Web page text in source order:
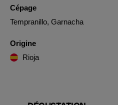
Cépage
Tempranillo, Garnacha
Origine
Rioja